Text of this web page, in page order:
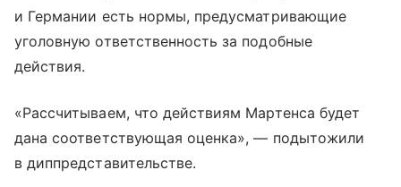
и Германии есть нормы, предусматривающие
уголовную ответственность за подобные
действия.
«Рассчитываем, что действиям Мартенса будет
дана соответствующая оценка», — подытожили
в диппредставительстве.